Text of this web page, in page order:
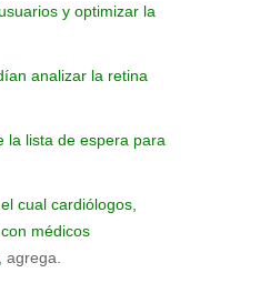
y optimizar la
analizar la retina
la lista de espera para
cual cardiólogos,
médicos
agrega.